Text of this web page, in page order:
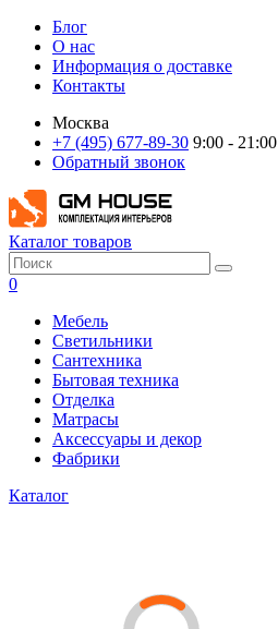
Блог
О нас
Информация о доставке
Контакты
Москва
+7 (495) 677-89-30 9:00 - 21:00
Обратный звонок
Каталог товаров
0
Мебель
Светильники
Сантехника
Бытовая техника
Отделка
Матрасы
Аксессуары и декор
Фабрики
Каталог